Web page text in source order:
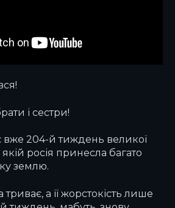
і сестри!
вже 204-й тиждень великої
росія принесла багато
землю.
а її жорстокість лише